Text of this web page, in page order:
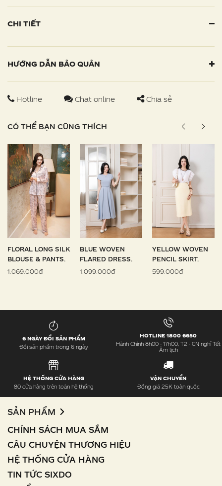
CHI TIẾT
HƯỚNG DẪN BẢO QUẢN
Hotline Chat online Chia sẻ
CÓ THỂ BẠN CŨNG THÍCH
FLORAL LONG SILK
BLOUSE & PANTS.
1.069.000đ
BLUE WOVEN
FLARED DRESS.
1.099.000đ
YELLOW WOVEN
PENCIL SKIRT.
599.000đ
6 NGÀY ĐỔI SẢN PHẨM
Đổi sản phẩm trong 6 ngày
HOTLINE 1800 6650
Hành Chính 8h00 - 17h00, T2 - CN nghỉ Tết
Âm lịch
HỆ THỐNG CỬA HÀNG
80 cửa hàng trên toàn hệ thống
VẬN CHUYỂN
Đồng giá 25K toàn quốc
SẢN PHẨM
CHÍNH SÁCH MUA SẮM
CÂU CHUYỆN THƯƠNG HIỆU
HỆ THỐNG CỬA HÀNG
TIN TỨC SIXDO